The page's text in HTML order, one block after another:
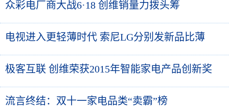
众彩电厂商大战6·18 创维销量力拨头筹
电视进入更轻薄时代 索尼LG分别发新品比薄
极客互联 创维荣获2015年智能家电产品创新奖
流言终结：双十一家电品类“卖霸”榜